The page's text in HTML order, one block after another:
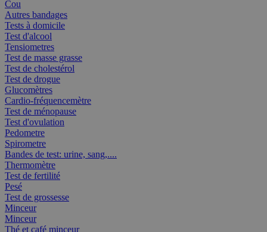
Cou
Autres bandages
Tests à domicile
Test d'alcool
Tensiometres
Test de masse grasse
Test de cholestérol
Test de drogue
Glucomètres
Cardio-fréquencemètre
Test de ménopause
Test d'ovulation
Pedometre
Spirometre
Bandes de test: urine, sang,....
Thermomètre
Test de fertilité
Pesé
Test de grossesse
Minceur
Minceur
Thé et café minceur